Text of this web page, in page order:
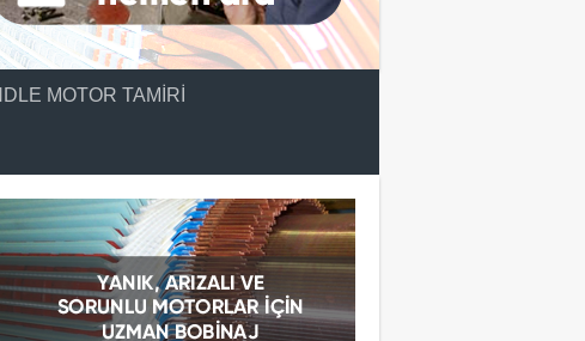
MOTOR TAMIRI